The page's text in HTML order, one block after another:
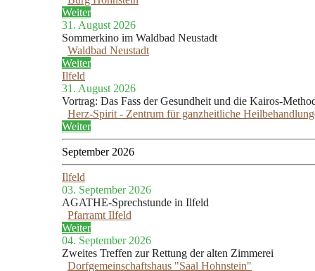
Weiter
31. August 2026
Sommerkino im Waldbad Neustadt
Waldbad Neustadt
Weiter
Ilfeld
31. August 2026
Vortrag: Das Fass der Gesundheit und die Kairos-
Herz-Spirit - Zentrum für ganzheitliche
Weiter
September 2026
Ilfeld
03. September 2026
AGATHE-Sprechstunde in Ilfeld
Pfarramt Ilfeld
Weiter
04. September 2026
Zweites Treffen zur Rettung der alten Zimmerei
Dorfgemeinschaftshaus "Saal Hohnstein"